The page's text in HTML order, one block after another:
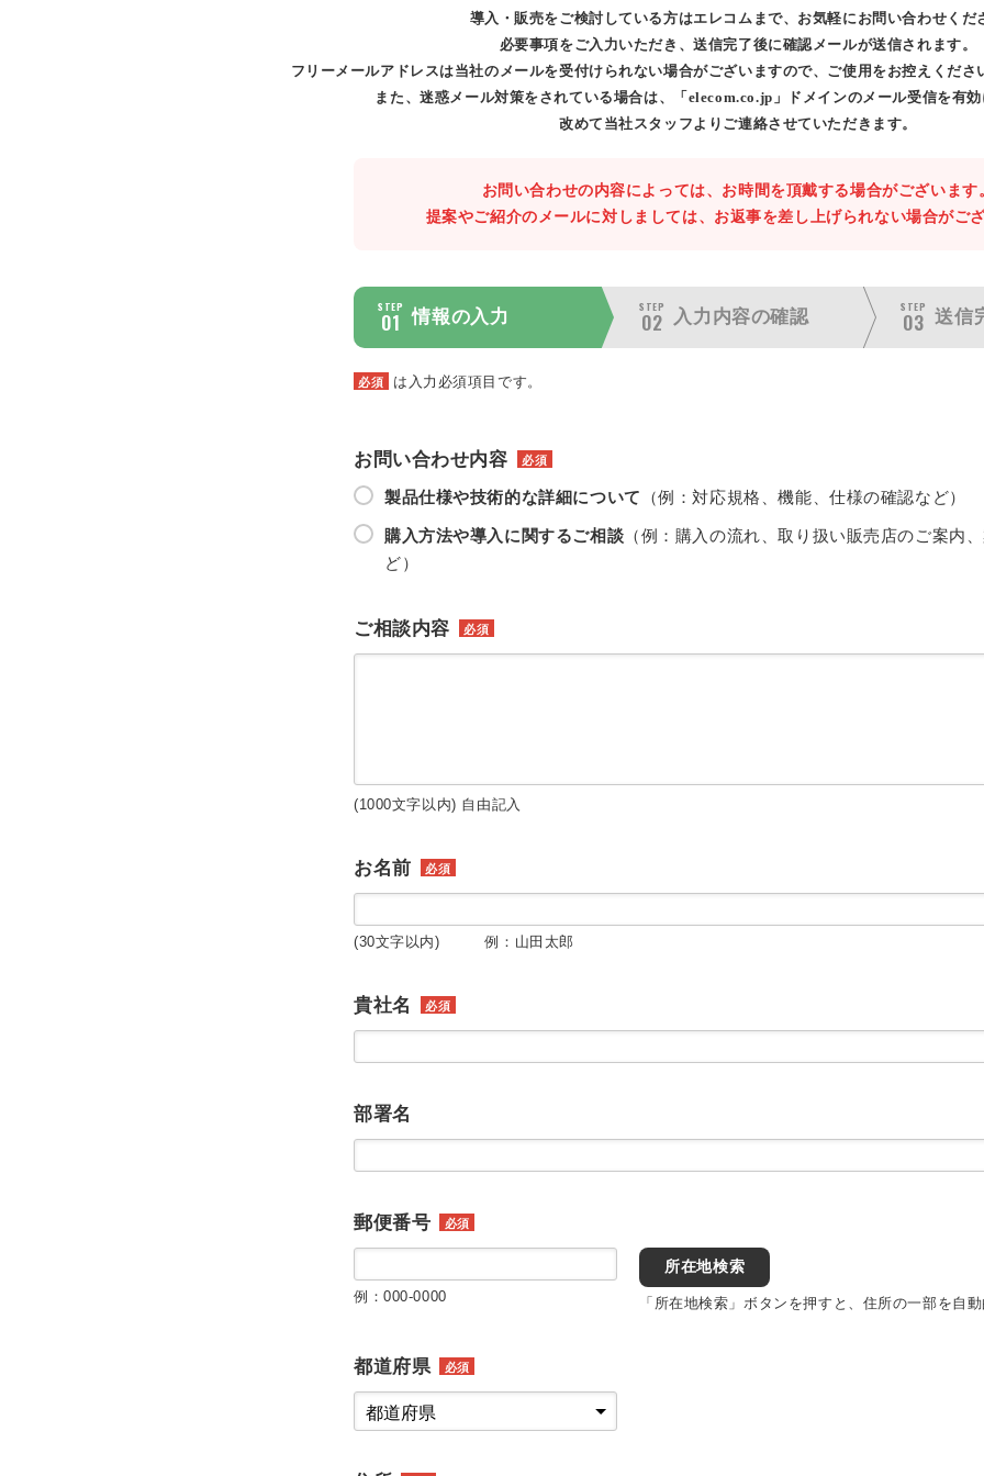
導入・販売をご検討している方はエレコムまで、お気軽にお問い合わせくだ
必要事項をご入力いただき、送信完了後に確認メールが送信されます。
フリーメールアドレスは当社のメールを受付けられない場合がございますので、ご使用をお控えくださ
また、迷惑メール対策をされている場合は、「elecom.co.jp」ドメインのメール受信を有効
改めて当社スタッフよりご連絡させていただきます。
お問い合わせの内容によっては、お時間を頂戴する場合がございます
提案やご紹介のメールに対しましては、お返事を差し上げられない場合がござ
STEP
01 情報の入力
STEP
02 入力内容の確認
STEP
03 送信
必須 は入力必須項目です。
お問い合わせ内容 必須
製品仕様や技術的な詳細について （例：対応規格、機能、仕様の確認など）
購入方法や導入に関するご相談 （例：購入の流れ、取り扱い販売店のご案内
ど）
ご相談内容 必須
(1000文字以内) 自由記入
お名前 必須
(30文字以内) 例：山田太郎
貴社名 必須
部署名
郵便番号 必須
例：000-0000
所在地検索
「所在地検索」ボタンを押すと、住所の一部を自動
都道府県 必須